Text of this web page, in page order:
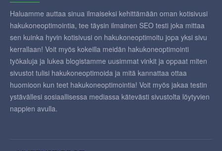
Haluamme auttaa sinua ilmaiseksi kehittämään oman kotisivusi
hakukoneoptimointia, tee täysin ilmainen SEO testi joka mittaa
sen kuinka hyvin kotisivusi on hakukoneoptimoitu jopa yksi sivu
kerrallaan! Voit myös kokeilla meidän hakukoneoptimointi
työkaluja ja lukea blogistamme uusimmat vinkit ja oppaat miten
sivustot tulisi hakukoneoptimoida ja mitä kannattaa ottaa
huomioon kun teet hakukoneoptimointia! Voit myös jakaa testin
ystävällesi sosiaallisessa mediassa kätevästi sivustolta löytyvien
nappien avulla.